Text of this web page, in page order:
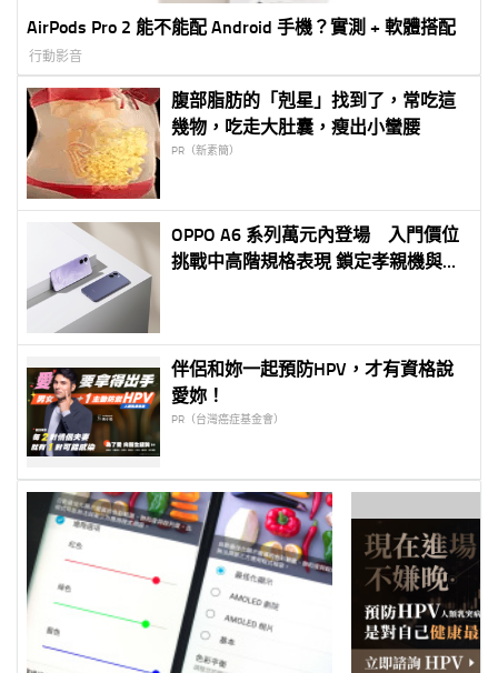
AirPods Pro 2 能不能配 Android 手機？實測 + 軟體搭配
行動影音
腹部脂肪的「剋星」找到了，常吃這
幾物，吃走大肚囊，瘦出小蠻腰
PR（新素簡）
OPPO A6 系列萬元內登場 入門價位
挑戰中高階規格表現 鎖定孝親機與備
伴侶和妳一起預防HPV，才有資格說
愛妳！
PR（台灣癌症基金會）